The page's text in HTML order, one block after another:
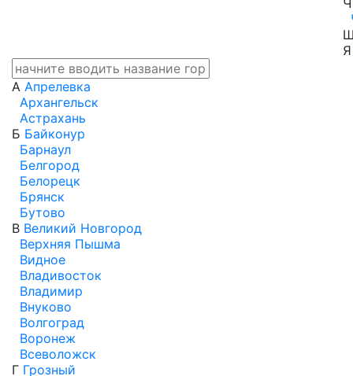
Ч
Я
А Апрелевка
Архангельск
Астрахань
Б Байконур
Барнаул
Белгород
Белорецк
Брянск
Бутово
В Великий Новгород
Верхняя Пышма
Видное
Владивосток
Владимир
Внуково
Волгоград
Воронеж
Всеволожск
Г Грозный